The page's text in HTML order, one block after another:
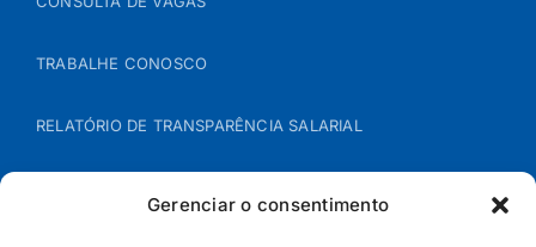
Gerenciar o consentimento
TRABALHE CONOSCO
RELATÓRIO DE TRANSPARÊNCIA SALARIAL